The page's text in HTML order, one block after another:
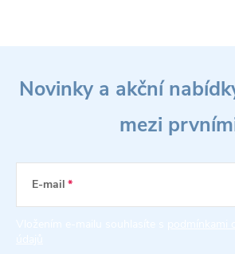
Novinky a akční
mezi
E-mail